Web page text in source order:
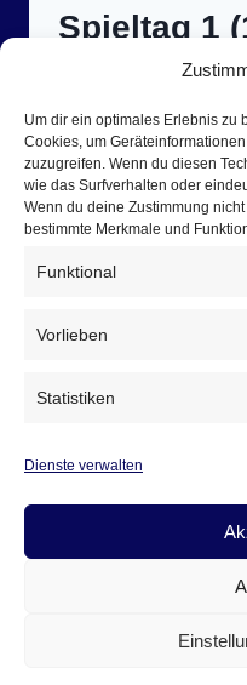
Um dir ein optimales Erlebnis zu
Cookies, um
zuzugreifen. Wenn du diesen
wie das Surfverhalten oder
Wenn du deine Zustimmung
bestimmte Merkmale und
Funktional
Vorlieben
Statistiken
Dienste verwalten
BV 9
0 J
5:18 (
12:6)
Spieltag 1
Blau-Weiß
Stadtroda
22. September 2010
Im ersten Spiel der
Aumaer gegen die
Führung gingen.
mehrfach
1
SV
BLAU-
UMA –